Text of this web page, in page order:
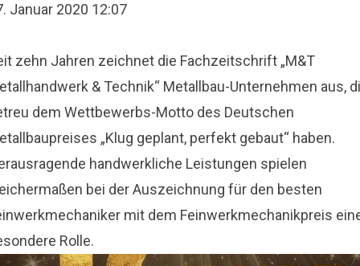
Januar 2020 12:07
zehn Jahren zeichnet die Fachzeitschrift „M&T
& Technik“ Metallbau-Unternehmen aus,
dem Wettbewerbs-Motto des Deutschen
„Klug geplant, perfekt gebaut“ haben.
handwerkliche Leistungen spielen
bei der Auszeichnung für den besten
mit dem Feinwerkmechanikpreis
Rolle.